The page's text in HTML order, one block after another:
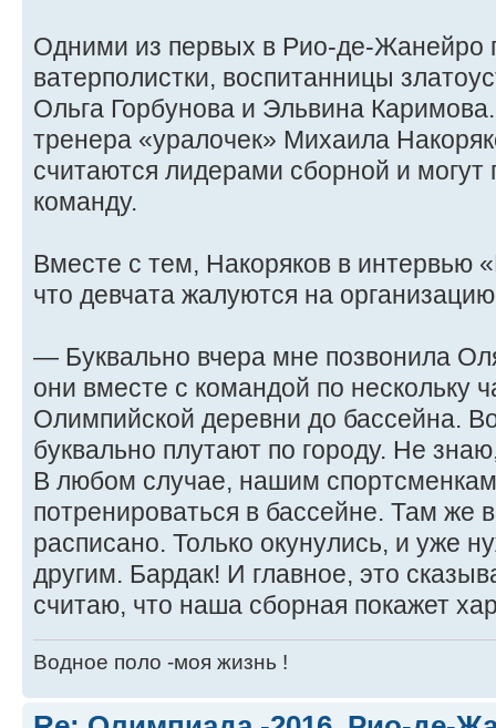
Одними из первых в Рио-де-Жанейро
ватерполистки, воспитанницы
Ольга Горбунова и Эльвина
тренера «уралочек» Михаила
считаются лидерами сборной и могут
команду.
Вместе с тем, Накоряков в интервью
что девчата жалуются на
— Буквально вчера мне позвонила
они вместе с командой по нескольку
Олимпийской деревни до бассейна.
буквально плутают по городу. Не
В любом случае, нашим
потренироваться в бассейне. Там же
расписано. Только окунулись, и уже
другим. Бардак! И главное, это
считаю, что наша сборная покажет
Водное поло -моя жизнь !